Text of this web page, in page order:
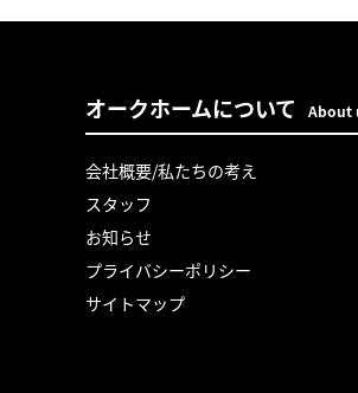
オークホームについて About
会社概要/私たちの考え
スタッフ
お知らせ
プライバシーポリシー
サイトマップ